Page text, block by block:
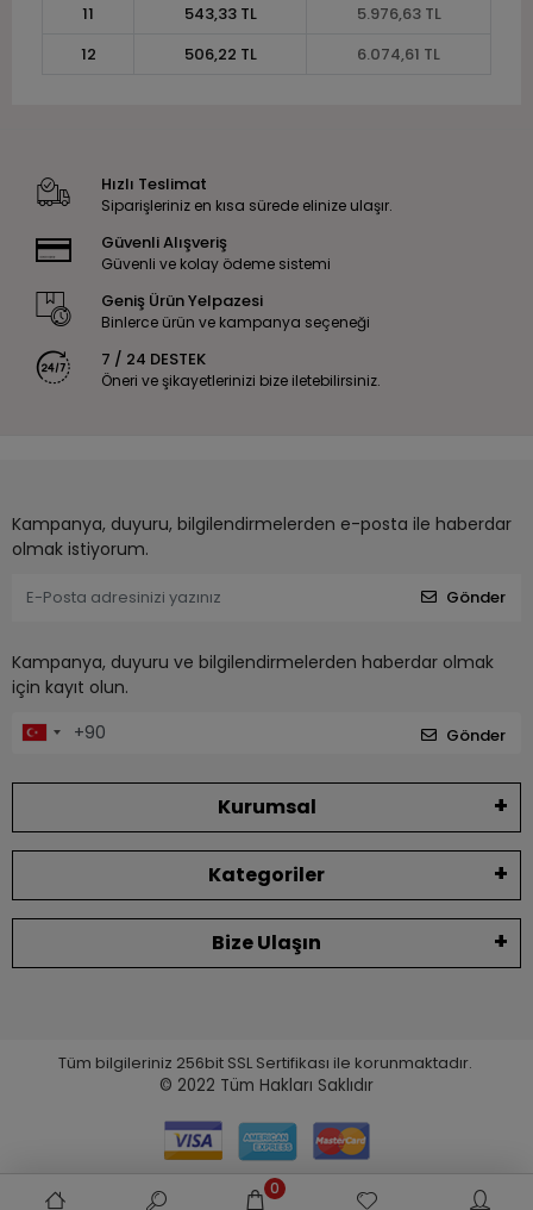
11
543,33 TL
5.976,63 TL
12
506,22 TL 6.074,61 TL
Hızlı Teslimat
Siparişleriniz en kısa sürede elinize ulaşır.
Güvenli Alışveriş
Güvenli ve kolay ödeme sistemi
Geniş Ürün Yelpazesi
Binlerce ürün ve kampanya seçeneği
7 / 24 DESTEK
Öneri ve şikayetlerinizi bize iletebilirsiniz.
Kampanya, duyuru, bilgilendirmelerden e-posta ile haberdar
olmak istiyorum.
Gönder
Kampanya, duyuru ve bilgilendirmelerden haberdar olmak
için kayıt olun.
Gönder
Kurumsal
Kategoriler
Bize Ulaşın
Tüm bilgileriniz 256bit SSL Sertifikası ile korunmaktadır.
© 2022 Tüm Hakları Saklıdır
0